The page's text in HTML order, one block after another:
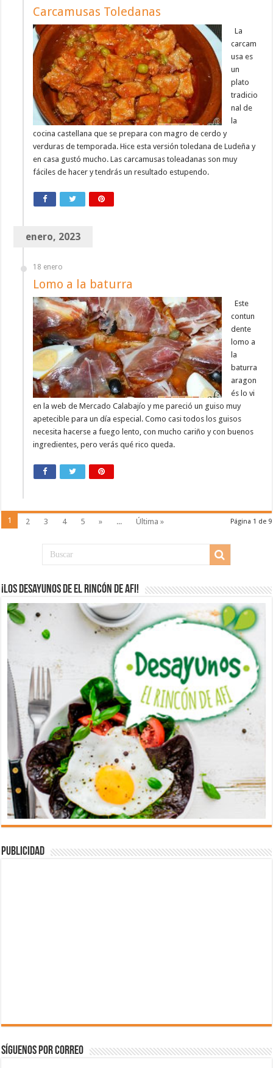
Carcamusas Toledanas
La
carcam
usa es
un
plato
tradicio
nal de
la
cocina castellana que se prepara con magro de cerdo y
verduras de temporada. Hice esta versión toledana de Ludeña y
en casa gustó mucho. Las carcamusas toleadanas son muy
fáciles de hacer y tendrás un resultado estupendo.
enero, 2023
18 enero
Lomo a la baturra
Este
contun
dente
lomo a
la
baturra
aragon
és lo vi
en la web de Mercado Calabajío y me pareció un guiso muy
apetecible para un día especial. Como casi todos los guisos
necesita hacerse a fuego lento, con mucho cariño y con buenos
ingredientes, pero verás qué rico queda.
Página 1 de 9
1 2 3 4 5 » ... Última »
¡Los desayunos de El Rincón de Afi!
Publicidad
Síguenos por correo